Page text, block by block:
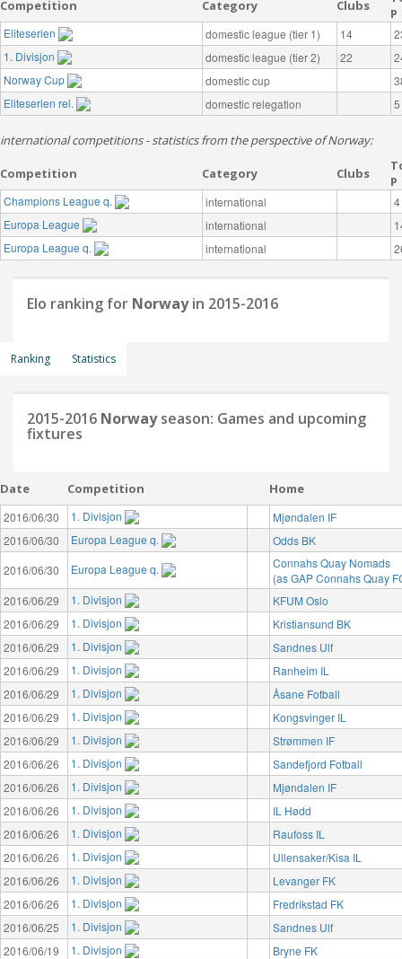
Competition Category Clubs
P
Eliteserien domestic league (tier 1) 14
1. Divisjon
domestic league (tier 2) 22
Norway Cup
domestic cup
Eliteserien rel.
domestic relegation 5
international competitions - statistics from the perspective of Norway:
Competition Category Clubs
P
Champions League q. international
4
Europa League
international
Europa League q.
international
Elo ranking for Norwayin 2015-2016
Ranking Statistics
2015-2016 Norwayseason: Games and upcoming
fixtures
Date Competition Home
2016/06/30 1. Divisjon
Mjøndalen IF
2016/06/30
Europa League q.
Odds BK
2016/06/30
Europa League q.
Connahs Quay Nomads
(as GAP Connahs Quay
2016/06/29
1. Divisjon
KFUM Oslo
2016/06/29
1. Divisjon
Kristiansund BK
2016/06/29
1. Divisjon
Sandnes Ulf
2016/06/29
1. Divisjon
Ranheim IL
2016/06/29
1. Divisjon
Åsane Fotball
2016/06/29
1. Divisjon
Kongsvinger IL
2016/06/29
1. Divisjon
Strømmen IF
2016/06/26
1. Divisjon
Sandefjord Fotball
2016/06/26
1. Divisjon
Mjøndalen IF
2016/06/26
1. Divisjon
IL Hødd
2016/06/26
1. Divisjon
Raufoss IL
2016/06/26
1. Divisjon
Ullensaker/Kisa IL
2016/06/26
1. Divisjon
Levanger FK
2016/06/26
1. Divisjon
Fredrikstad FK
2016/06/25
1. Divisjon
Sandnes Ulf
2016/06/19
1. Divisjon
Bryne FK